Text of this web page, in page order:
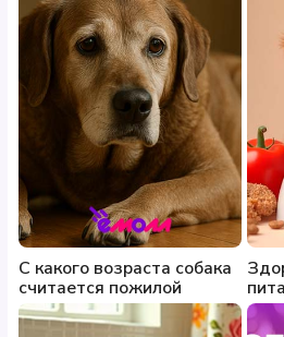
Шампунь можно
или разводить водой
пропорции 1:3.
Обильно смочите шерсть
водой. Нанесите
шампуня, равномерно
поверхности тела, и
образования густой пены.
Оставьте пену на
тщательно смойте
шерсть полотенцем или
Внимание: При попадании
тщательно промойте их
С какого возраста собака
считается пожилой